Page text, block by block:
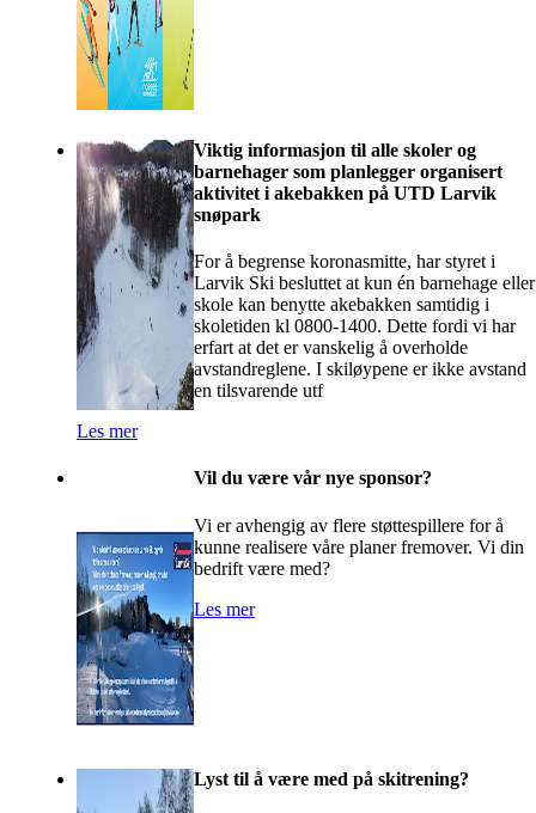
Viktig informasjon til alle skoler og
barnehager som planlegger organisert
aktivitet i akebakken på UTD Larvik
snøpark
For å begrense koronasmitte, har styret i
Larvik Ski besluttet at kun én barnehage eller
skole kan benytte akebakken samtidig i
skoletiden kl 0800-1400. Dette fordi vi har
erfart at det er vanskelig å overholde
avstandreglene. I skiløypene er ikke avstand
en tilsvarende utf
Les mer
Vil du være vår nye sponsor?
Vi er avhengig av flere støttespillere for å
kunne realisere våre planer fremover. Vi din
bedrift være med?
Les mer
Lyst til å være med på skitrening?